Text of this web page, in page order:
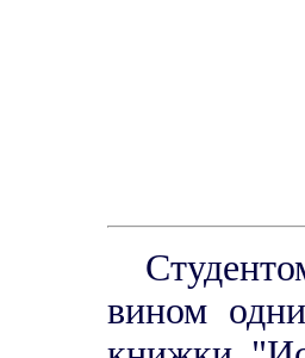
вином